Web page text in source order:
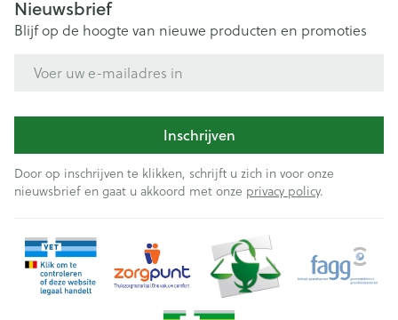
Nieuwsbrief
Blijf op de hoogte van nieuwe producten en promoties
Inschrijven
Door op inschrijven te klikken, schrijft u zich in voor onze
nieuwsbrief en gaat u akkoord met onze privacy policy.